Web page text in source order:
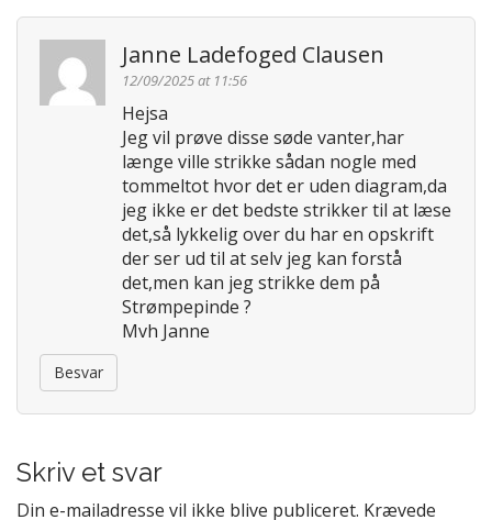
Janne Ladefoged Clausen
12/09/2025 at 11:56
Hejsa
Jeg vil prøve disse søde vanter,har
længe ville strikke sådan nogle med
tommeltot hvor det er uden diagram,da
jeg ikke er det bedste strikker til at læse
det,så lykkelig over du har en opskrift
der ser ud til at selv jeg kan forstå
det,men kan jeg strikke dem på
Strømpepinde ?
Mvh Janne
Besvar
Skriv et svar
Din e-mailadresse vil ikke blive publiceret. Krævede